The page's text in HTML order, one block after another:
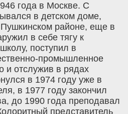
года в Москве. С
в детском доме,
районе, еще в
в себе тягу к
поступил в
промышленное
и отслужив в рядах
в 1974 году уже в
в 1977 году закончил
до 1990 года преподавал
представитель